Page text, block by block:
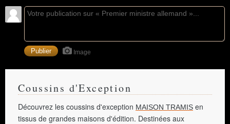
Image
Coussins d'Exception
Découvrez les coussins d'exception MAISON TRAMIS en
tissus de grandes maisons d'édition. Destinées aux